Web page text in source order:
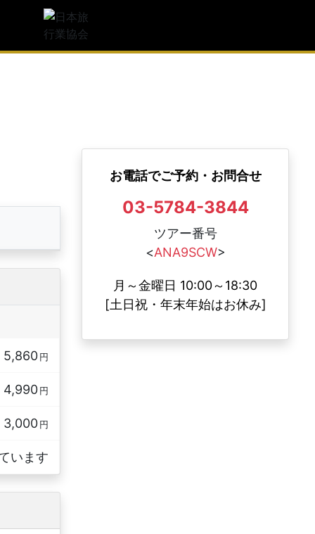
5,860円
4,990円
3,000円
います
お電話でご予約・お問合せ
03-5784-3844
ツアー番号
<ANA9SCW>
月～金曜日 10:00～18:30
[土日祝・年末年始はお休み]